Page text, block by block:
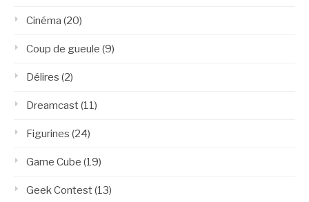
Cinéma (20)
Coup de gueule (9)
Délires (2)
Dreamcast(11)
Figurines (24)
Game Cube (19)
Geek Contest(13)